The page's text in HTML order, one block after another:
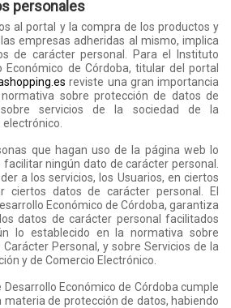
personales
al portal y la compra de los productos y
empresas adheridas al mismo, implica
de carácter personal. Para el Instituto
Económico de Córdoba, titular del portal
reviste una gran importancia
sobre protección de datos de
servicios de la sociedad de la
que hagan uso de la página web lo
ningún dato de carácter personal.
a los servicios, los Usuarios, en ciertos
ciertos datos de carácter personal. El
Económico de Córdoba, garantiza
datos de carácter personal facilitados
lo establecido en la normativa sobre
Personal, y sobre Servicios de la
y de Comercio Electrónico.
Desarrollo Económico de Córdoba cumple
materia de protección de datos, habiendo